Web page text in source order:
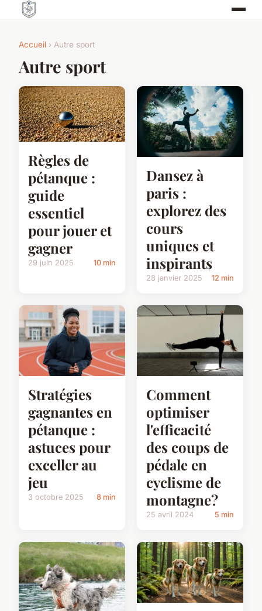
Accueil › Autre sport
Autre sport
Règles de
pétanque :
guide
essentiel
pour jouer et
gagner
29 juin 2025 10 min
Dansez à
paris :
explorez des
cours
uniques et
inspirants
28 janvier 2025 12 min
Stratégies
gagnantes en
pétanque :
astuces pour
exceller au
jeu
3 octobre 2025 8 min
Comment
optimiser
l'efficacité
des coups de
pédale en
cyclisme de
montagne?
25 avril 2024 5 min